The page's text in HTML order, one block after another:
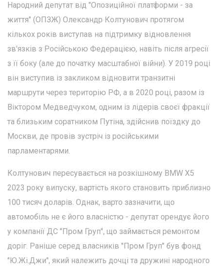
Народний депутат від "Опозиційної платформи - за
життя" (ОПЗЖ) Олександр Колтунович протягом
кількох років виступав на підтримку відновлення
зв'язків з Російською Федерацією, навіть після агресії
з її боку (але до початку масштабної війни). У 2019 році
він виступив із закликом відновити транзитні
маршрути через територію РФ, а в 2020 році, разом із
Віктором Медведчуком, одним із лідерів своєї фракції
та близьким соратником Путіна, здійснив поїздку до
Москви, де провів зустріч із російськими
парламентарями.
Колтунович пересувається на розкішному BMW X5
2023 року випуску, вартість якого становить приблизно
100 тисяч доларів. Однак, варто зазначити, що
автомобіль не є його власністю - депутат орендує його
у компанії ДС "Пром Груп", що займається ремонтом
доріг. Раніше серед власників "Пром Груп" був фонд
"Ю.Жі.Джи", який належить дочці та дружині народного